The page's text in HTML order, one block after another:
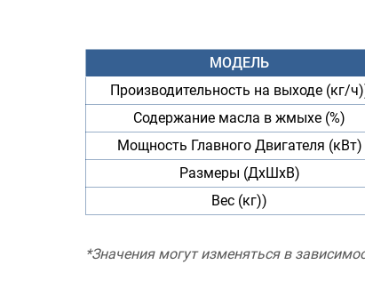
МОДЕЛЬ
Производительность на выходе (кг/
Содержание масла в жмыхе (%)
Мощность Главного Двигателя (кВт)
Размеры (ДхШхВ)
Вес (кг))
*Значения могут изменяться в